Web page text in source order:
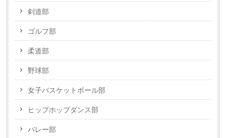
剣道部
ゴルフ部
柔道部
野球部
女子バスケットボール部
ヒップホップダンス部
バレー部